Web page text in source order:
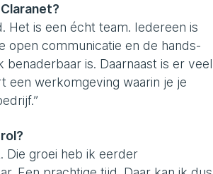
Het is een écht team. Iedereen is
open communicatie en de hands-
is. Daarnaast is er veel
een werkomgeving waarin je je
Die groei heb ik eerder